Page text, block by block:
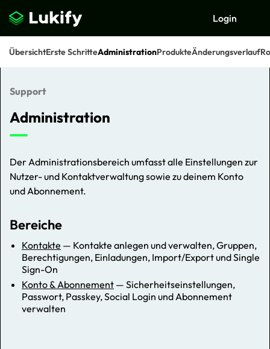
Login
ÜbersichtErste SchritteAdministrationProdukteÄnderungsverlauf
Suchen
Support
Administration
Der Administrationsbereich umfasst alle Einstellungen zur
Nutzer- und Kontaktverwaltung sowie zu deinem Konto
und Abonnement.
Bereiche
Kontakte — Kontakte anlegen und verwalten, Gruppen,
Berechtigungen, Einladungen, Import/Export und Single
Sign-On
Konto & Abonnement — Sicherheitseinstellungen,
Passwort, Passkey, Social Login und Abonnement
verwalten